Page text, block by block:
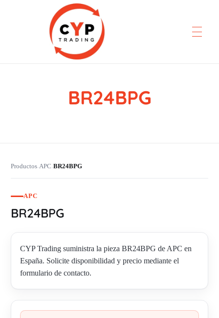
BR24BPG
Productos›APC›BR24BPG
APC
BR24BPG
CYP Trading suministra la pieza BR24BPG de APC en
España. Solicite disponibilidad y precio mediante el
formulario de contacto.